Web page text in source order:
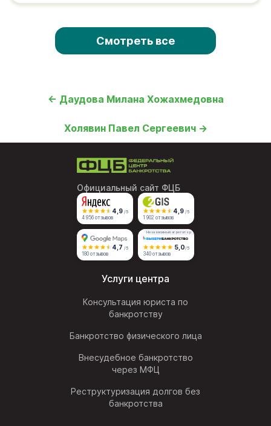
Смотреть все
← Даудова Милана Хожахмедовна
Холявин Павел Сергеевич →
Официальный сайт ФЦБ
4,9 /5
4 956 отзывов
4,9 /5
1 902 отзывов
4,7 /5
180 отзывов
Независимый агрегатор
5,0/5
340 отзывов
Услуги центра
Консультация юриста по
банкротству
Банкротство физического лица
Внесудебное банкротство
через МФЦ
Реструктуризация долгов без
банкротства